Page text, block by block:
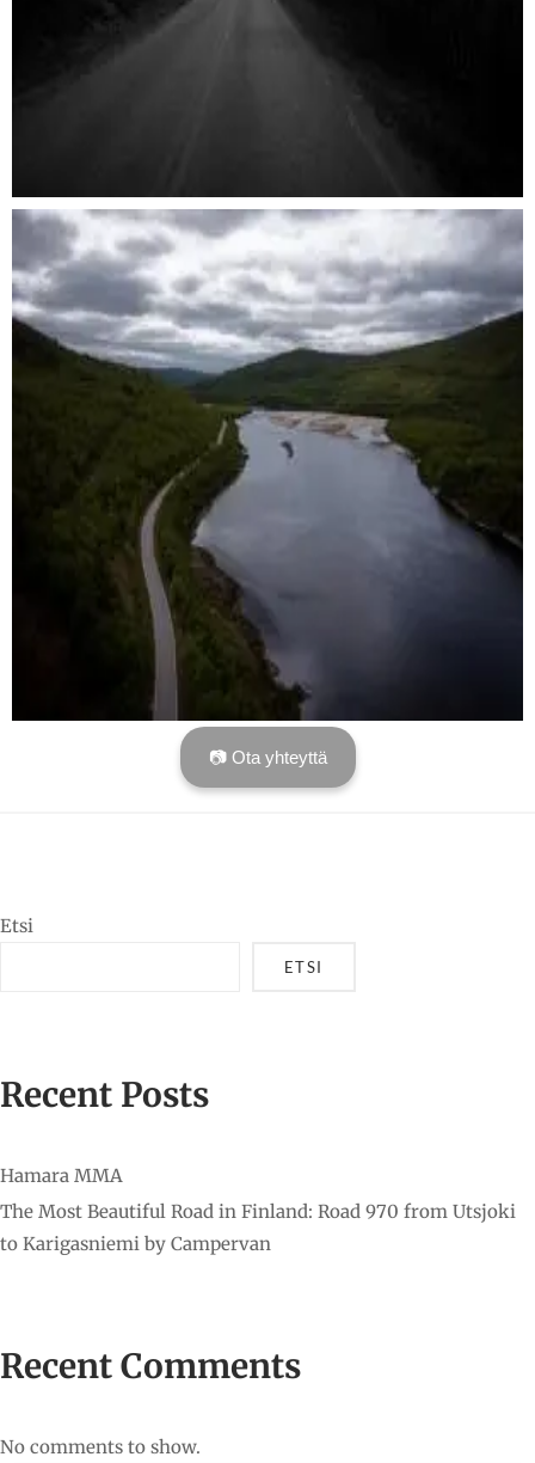
📷 Ota yhteyttä
Etsi
ETSI
Recent Posts
Hamara MMA
The Most Beautiful Road in Finland: Road 970 from Utsjoki
to Karigasniemi by Campervan
Recent Comments
No comments to show.